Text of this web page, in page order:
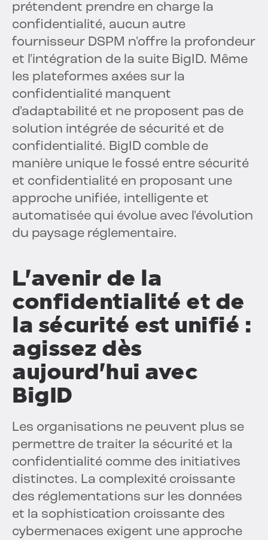
prétendent prendre en charge la
confidentialité, aucun autre
fournisseur DSPM n'offre la profondeur
et l'intégration de la suite BigID. Même
les plateformes axées sur la
confidentialité manquent
d'adaptabilité et ne proposent pas de
solution intégrée de sécurité et de
confidentialité. BigID comble de
manière unique le fossé entre sécurité
et confidentialité en proposant une
approche unifiée, intelligente et
automatisée qui évolue avec l'évolution
du paysage réglementaire.
L'avenir de la
confidentialité et de
la sécurité est unifié :
agissez dès
aujourd'hui avec
BigID
Les organisations ne peuvent plus se
permettre de traiter la sécurité et la
confidentialité comme des initiatives
distinctes. La complexité croissante
des réglementations sur les données
et la sophistication croissante des
cybermenaces exigent une approche